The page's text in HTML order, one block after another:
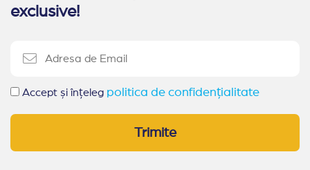
exclusive!
Accept și înțeleg politica de confidențialitate
Trimite